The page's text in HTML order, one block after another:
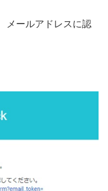
メールアドレスに認